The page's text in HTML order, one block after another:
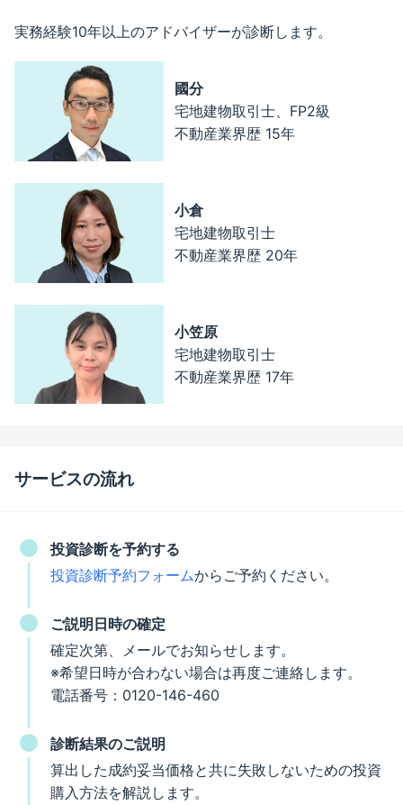
実務経験10年以上のアドバイザーが診断します。
國分
宅地建物取引士、FP2級
不動産業界歴 15年
小倉
宅地建物取引士
不動産業界歴 20年
小笠原
宅地建物取引士
不動産業界歴 17年
サービスの流れ
投資診断を予約する
投資診断予約フォームからご予約ください。
ご説明日時の確定
確定次第、メールでお知らせします。
※希望日時が合わない場合は再度ご連絡します。
電話番号：0120-146-460
診断結果のご説明
算出した成約妥当価格と共に失敗しないための投資
購入方法を解説します。